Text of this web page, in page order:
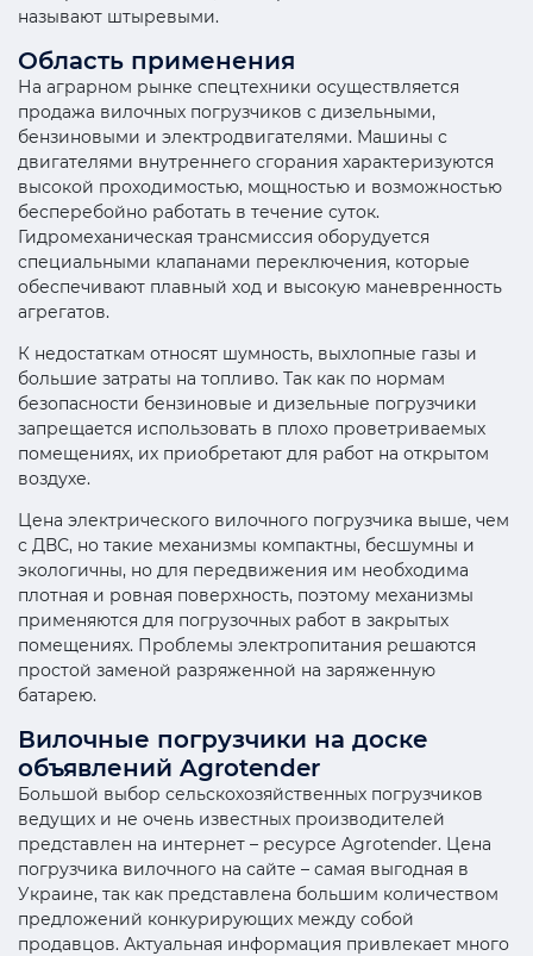
называют штыревыми.
Область применения
На аграрном рынке спецтехники осуществляется
продажа вилочных погрузчиков с дизельными,
бензиновыми и электродвигателями. Машины с
двигателями внутреннего сгорания характеризуются
высокой проходимостью, мощностью и возможностью
бесперебойно работать в течение суток.
Гидромеханическая трансмиссия оборудуется
специальными клапанами переключения, которые
обеспечивают плавный ход и высокую маневренность
агрегатов.
К недостаткам относят шумность, выхлопные газы и
большие затраты на топливо. Так как по нормам
безопасности бензиновые и дизельные погрузчики
запрещается использовать в плохо проветриваемых
помещениях, их приобретают для работ на открытом
воздухе.
Цена электрического вилочного погрузчика выше, чем
с ДВС, но такие механизмы компактны, бесшумны и
экологичны, но для передвижения им необходима
плотная и ровная поверхность, поэтому механизмы
применяются для погрузочных работ в закрытых
помещениях. Проблемы электропитания решаются
простой заменой разряженной на заряженную
батарею.
Вилочные погрузчики на доске
объявлений Agrotender
Большой выбор сельскохозяйственных погрузчиков
ведущих и не очень известных производителей
представлен на интернет – ресурсе Agrotender. Цена
погрузчика вилочного на сайте – самая выгодная в
Украине, так как представлена большим количеством
предложений конкурирующих между собой
продавцов. Актуальная информация привлекает много